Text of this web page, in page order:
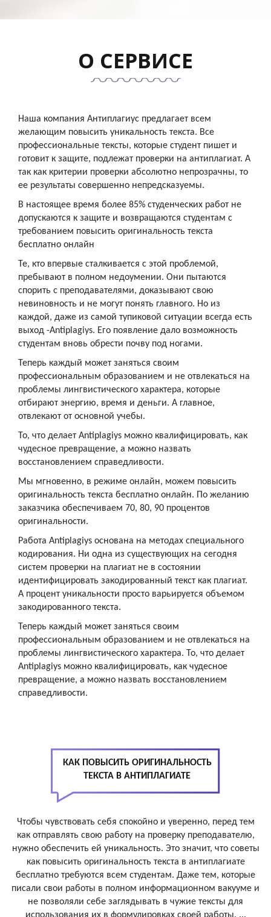
О СЕРВИСЕ
Наша компания Антиплагиус предлагает всем
желающим повысить уникальность текста. Все
профессиональные тексты, которые студент пишет и
готовит к защите, подлежат проверки на антиплагиат. А
так как критерии проверки абсолютно непрозрачны, то
ее результаты совершенно непредсказуемы.
В настоящее время более 85% студенческих работ не
допускаются к защите и возвращаются студентам с
требованием повысить оригинальность текста
бесплатно онлайн
Те, кто впервые сталкивается с этой проблемой,
пребывают в полном недоумении. Они пытаются
спорить с преподавателями, доказывают свою
невиновность и не могут понять главного. Но из
каждой, даже из самой тупиковой ситуации всегда есть
выход -Antiplagiys. Его появление дало возможность
студентам вновь обрести почву под ногами.
Теперь каждый может заняться своим
профессиональным образованием и не отвлекаться на
проблемы лингвистического характера, которые
отбирают энергию, время и деньги. А главное,
отвлекают от основной учебы.
То, что делает Antiplagiys можно квалифицировать, как
чудесное превращение, а можно назвать
восстановлением справедливости.
Мы мгновенно, в режиме онлайн, можем повысить
оригинальность текста бесплатно онлайн. По желанию
заказчика обеспечиваем 70, 80, 90 процентов
оригинальности.
Работа Antiplagiys основана на методах специального
кодирования. Ни одна из существующих на сегодня
систем проверки на плагиат не в состоянии
идентифицировать закодированный текст как плагиат.
А процент уникальности просто варьируется объемом
закодированного текста.
Теперь каждый может заняться своим
профессиональным образованием и не отвлекаться на
проблемы лингвистического характера. То, что делает
Antiplagiys можно квалифицировать, как чудесное
превращение, а можно назвать восстановлением
справедливости.
КАК ПОВЫСИТЬ ОРИГИНАЛЬНОСТЬ
ТЕКСТА В АНТИПЛАГИАТЕ
Чтобы чувствовать себя спокойно и уверенно, перед тем
как отправлять свою работу на проверку преподавателю,
нужно обеспечить ей уникальность. Это значит, что советы
как повысить оригинальность текста в антиплагиате
бесплатно требуются всем студентам. Даже тем, которые
писали свои работы в полном информационном вакууме и
не позволяли себе заглядывать в чужие тексты для